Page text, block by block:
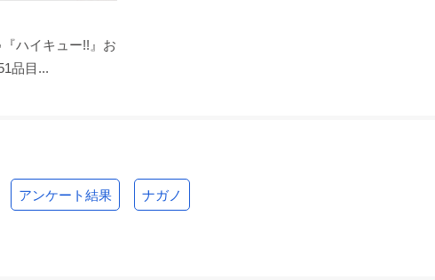
ハイキュー!!』お
品目...
アンケート結果 ナガノ